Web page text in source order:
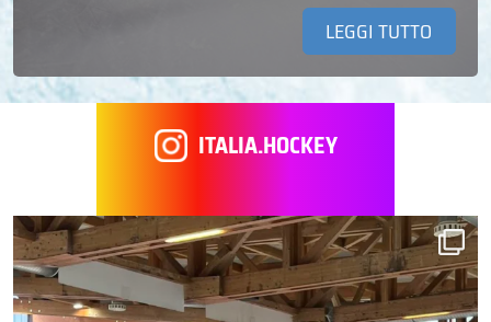
LEGGI TUTTO
ITALIA.HOCKEY